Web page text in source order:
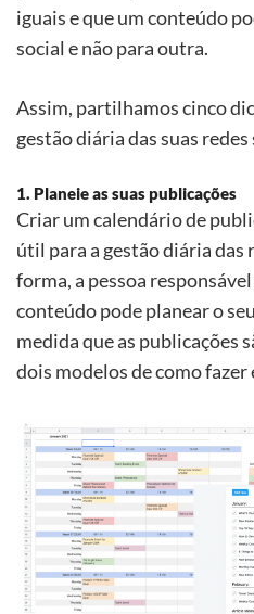
iguais e que um conteúdo
social e não para outra.
Assim, partilhamos cinco
gestão diária das suas redes
1. Planeie as suas publicações
Criar um calendário de
útil para a gestão diária das
forma, a pessoa
conteúdo pode planear o
medida que as publicações s
dois modelos de como